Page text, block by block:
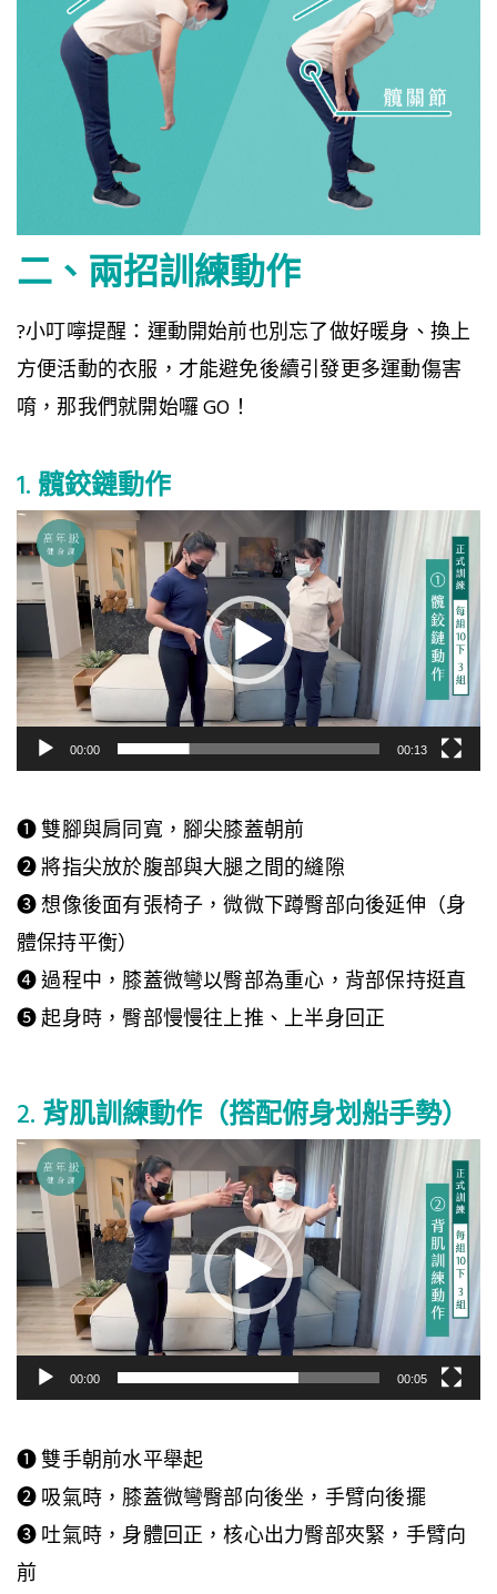
二、兩招訓練動作
?小叮嚀提醒：運動開始前也別忘了做好暖身、換上
方便活動的衣服，才能避免後續引發更多運動傷害
唷，那我們就開始囉 GO！
1. 髖鉸鏈動作
視
訊
放
器
00:00 00:13
❶ 雙腳與肩同寬，腳尖膝蓋朝前
❷ 將指尖放於腹部與大腿之間的縫隙
❸ 想像後面有張椅子，微微下蹲臀部向後延伸（身
體保持平衡）
❹ 過程中，膝蓋微彎以臀部為重心，背部保持挺直
❺ 起身時，臀部慢慢往上推、上半身回正
2. 背肌訓練動作（搭配俯身划船手勢）
視
訊
放
器
00:00 00:05
❶ 雙手朝前水平舉起
❷ 吸氣時，膝蓋微彎臀部向後坐，手臂向後擺
❸ 吐氣時，身體回正，核心出力臀部夾緊，手臂向
前